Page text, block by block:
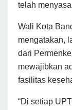
telah
Wali Kota
mengatakan,
dari
mewajibkan
fasilitas
“Di setiap